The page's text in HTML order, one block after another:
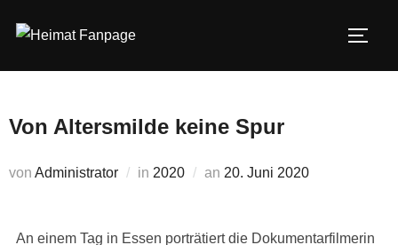
Inhalt
Von Altersmilde keine Spur
von Administrator in 2020 an Veröffentlicht
20. Juni 2020
An einem Tag in Essen porträtiert die Dokumentarfilmerin